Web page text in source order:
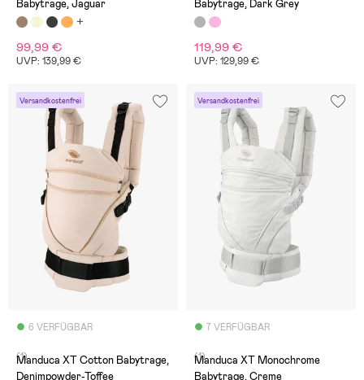
Babytrage, Jaguar
99,99 €
UVP: 139,99 €
Babytrage, Dark Grey
119,99 €
UVP: 129,99 €
Versandkostenfrei
6 VERFÜGBAR
(1)
Manduca XT Cotton Babytrage,
Denimpowder-Toffee
Versandkostenfrei
7 VERFÜGBAR
(1)
Manduca XT Monochrome
Babytrage, Creme